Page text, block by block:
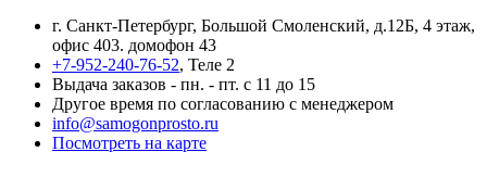
г. Санкт-Петербург, Большой Смоленский, д.12Б, 4 этаж,
офис 403. домофон 43
+7-952-240-76-52, Теле 2
Выдача заказов - пн. - пт. с 11 до 15
Другое время по согласованию с менеджером
info@samogonprosto.ru
Посмотреть на карте